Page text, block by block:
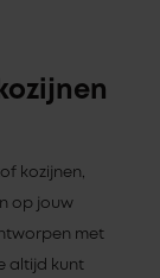
kozijnen,
op jouw
met
altijd kunt